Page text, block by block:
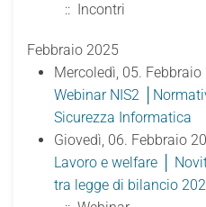
:: Incontri
Febbraio 2025
Mercoledì, 05.
Webinar NIS2
Sicurezza Informatica
Giovedì, 06. Febbraio
Lavoro e welfare │
tra legge di bilancio